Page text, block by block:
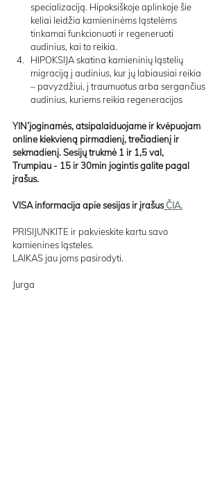
specializaciją. Hipoksiškoje aplinkoje šie
keliai leidžia kamieninėms ląstelėms
tinkamai funkcionuoti ir regeneruoti
audinius, kai to reikia.
HIPOKSIJA skatina kamieninių ląstelių
migraciją į audinius, kur jų labiausiai reikia
– pavyzdžiui, į traumuotus arba sergančius
audinius, kuriems reikia regeneracijos
YIN’joginamės, atsipalaiduojame ir kvėpuojam
online kiekvieną pirmadienį, trečiadienį ir
sekmadienį. Sesijų trukmė 1 ir 1,5 val,
Trumpiau - 15 ir 30min jogintis galite pagal
įrašus.
VISA informacija apie sesijas ir įrašus ČIA.
PRISIJUNKITE ir pakvieskite kartu savo
kamienines ląsteles.
LAIKAS jau joms pasirodyti.
Jurga